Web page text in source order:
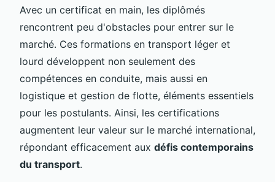
Avec un certificat en main, les diplômés
rencontrent peu d'obstacles pour entrer sur le
marché. Ces formations en transport léger et
lourd développent non seulement des
compétences en conduite, mais aussi en
logistique et gestion de flotte, éléments essentiels
pour les postulants. Ainsi, les certifications
augmentent leur valeur sur le marché international,
répondant efficacement aux défis contemporains
du transport.